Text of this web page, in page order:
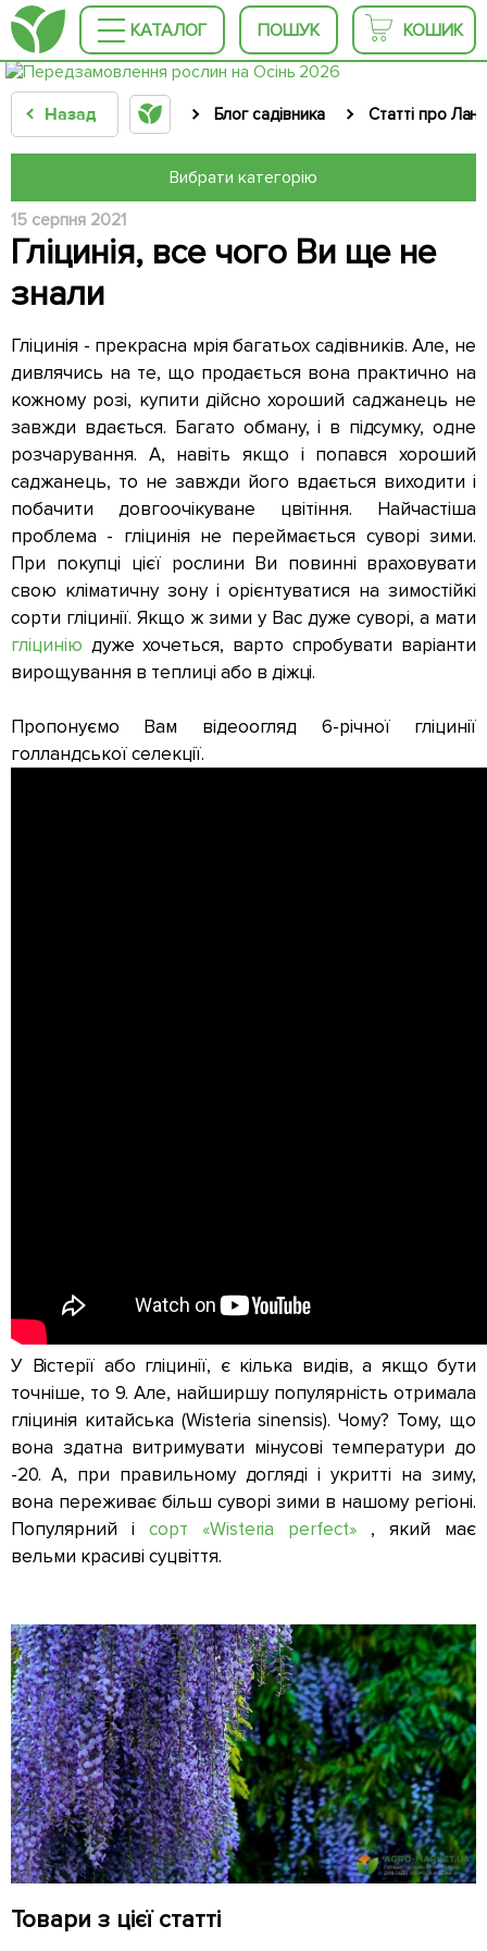
КАТАЛОГ ПОШУК КОШИК
Назад Блог садівника Статті про
Вибрати категорію
15 серпня 2021
Гліцинія, все чого Ви ще не
знали
Гліцинія - прекрасна мрія багатьох садівників. Але, не
дивлячись на те, що продається вона практично на
кожному розі, купити дійсно хороший саджанець не
завжди вдається. Багато обману, і в підсумку, одне
розчарування. А, навіть якщо і попався хороший
саджанець, то не завжди його вдається виходити і
побачити довгоочікуване цвітіння. Найчастіша
проблема - гліцинія не переймається суворі зими.
При покупці цієї рослини Ви повинні враховувати
свою кліматичну зону і орієнтуватися на зимостійкі
сорти гліцинії. Якщо ж зими у Вас дуже суворі, а мати
гліцинію дуже хочеться, варто спробувати варіанти
вирощування в теплиці або в діжці.
Пропонуємо Вам відеоогляд 6-річної гліцинії
голландської селекції.
У Вістерії або гліцинії, є кілька видів, а якщо бути
точніше, то 9. Але, найширшу популярність отримала
гліцинія китайська (Wisteria sinensis). Чому? Тому, що
вона здатна витримувати мінусові температури до
-20. А, при правильному догляді і укритті на зиму,
вона переживає більш суворі зими в нашому регіоні.
Популярний і сорт «Wisteria perfect» , який має
вельми красиві суцвіття.
Товари з цієї статті